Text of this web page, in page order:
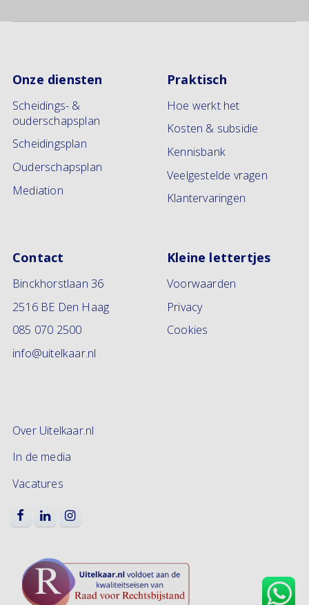
Onze diensten
Scheidings- &
ouderschapsplan
Scheidingsplan
Ouderschapsplan
Mediation
Praktisch
Hoe werkt het
Kosten & subsidie
Kennisbank
Veelgestelde vragen
Klantervaringen
Contact
Binckhorstlaan 36
2516 BE Den Haag
085 070 2500
info@uitelkaar.nl
Kleine lettertjes
Voorwaarden
Privacy
Cookies
Over Uitelkaar.nl
In de media
Vacatures